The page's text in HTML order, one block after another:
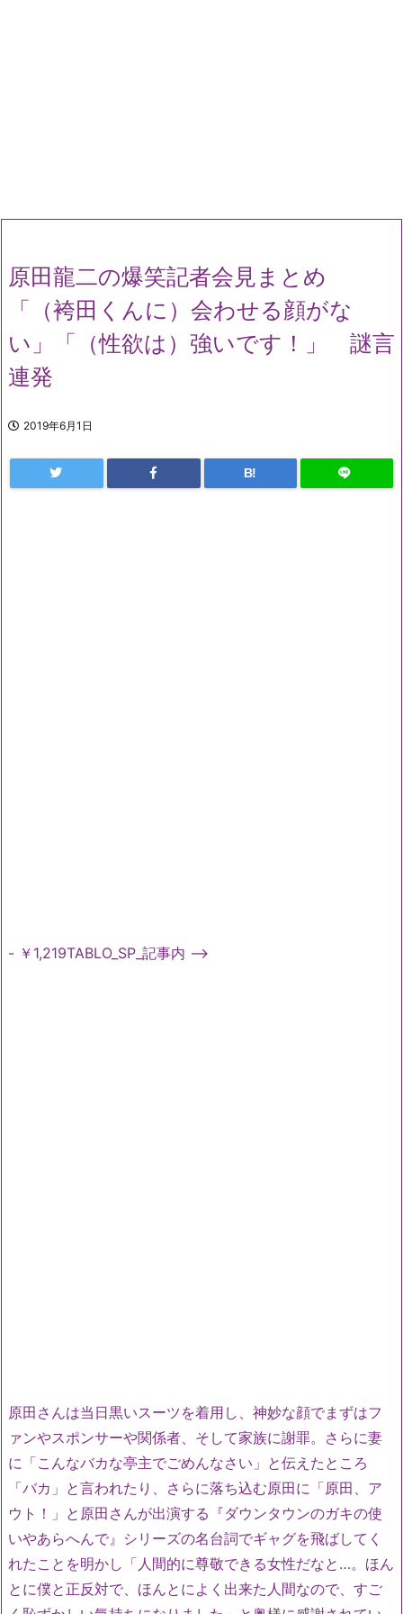
原田龍二の爆笑記者会見まとめ
「（袴田くんに）会わせる顔がな
い」「（性欲は）強いです！」 謎言
連発
2019年6月1日
B!
- ￥1,219TABLO_SP_記事内 -->
原田さんは当日黒いスーツを着用し、神妙な顔でまずはフ
ァンやスポンサーや関係者、そして家族に謝罪。さらに妻
に「こんなバカな亭主でごめんなさい」と伝えたところ
「バカ」と言われたり、さらに落ち込む原田に「原田、ア
ウト！」と原田さんが出演する『ダウンタウンのガキの使
いやあらへんで』シリーズの名台詞でギャグを飛ばしてく
れたことを明かし「人間的に尊敬できる女性だなと…。ほん
とに僕と正反対で、ほんとによく出来た人間なので、すご